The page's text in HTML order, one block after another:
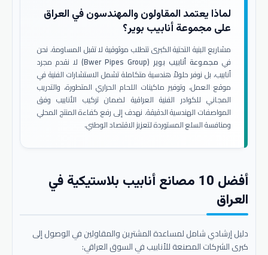
لماذا يعتمد المقاولون والمهندسون في العراق
على مجموعة أنابيب بوير؟
مشاريع البنية التحتية الكبرى تتطلب موثوقية لا تقبل المساومة. نحن
في مجموعة أنابيب بوير (Bwer Pipes Group)
لا نقدم مجرد
أنابيب، بل نوفر حلولاً هندسية متكاملة تشمل الاستشارات الفنية في
موقع العمل، وتوفير ماكينات اللحام الحراري المتطورة، والتدريب
المجاني للكوادر الفنية العراقية لضمان تركيب الأنابيب وفق
المواصفات الهندسية الدقيقة. نهدف إلى رفع كفاءة المنتج المحلي
ومنافسة السلع المستوردة لتعزيز الاقتصاد الوطني.
أفضل 10 مصانع أنابيب بلاستيكية في
العراق
دليل إرشادي شامل لمساعدة المشترين والمقاولين في الوصول إلى
كبرى الشركات المصنعة للأنابيب في السوق العراقي: